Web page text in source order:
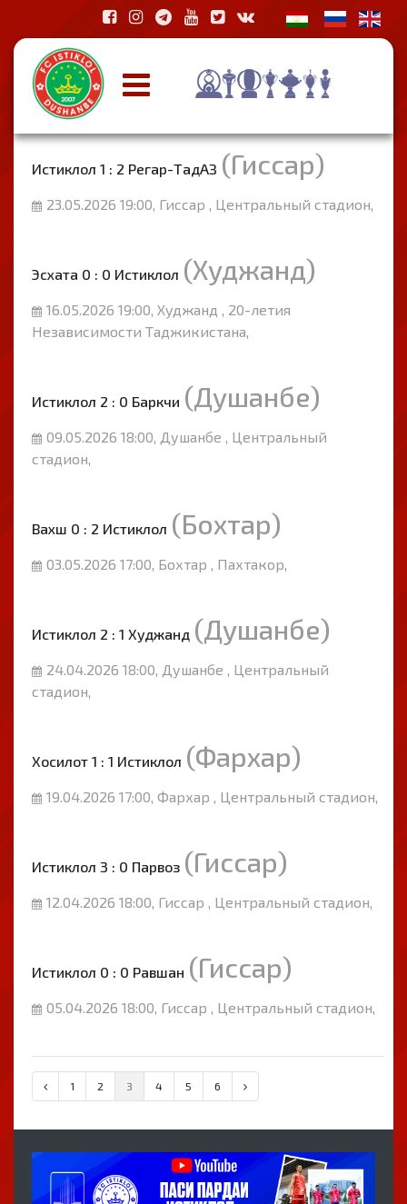
Истиклол 1 : 2 Регар-ТадАЗ (Гиссар)
23.05.2026 19:00, Гиссар , Центральный стадион,
Эсхата 0 : 0 Истиклол (Худжанд)
16.05.2026 19:00, Худжанд , 20-летия
Независимости Таджикистана,
Истиклол 2 : 0 Баркчи (Душанбе)
09.05.2026 18:00, Душанбе , Центральный
стадион,
Вахш 0 : 2 Истиклол (Бохтар)
03.05.2026 17:00, Бохтар , Пахтакор,
Истиклол 2 : 1 Худжанд (Душанбе)
24.04.2026 18:00, Душанбе , Центральный
стадион,
Хосилот 1 : 1 Истиклол (Фархар)
19.04.2026 17:00, Фархар , Центральный стадион,
Истиклол 3 : 0 Парвоз (Гиссар)
12.04.2026 18:00, Гиссар , Центральный стадион,
Истиклол 0 : 0 Равшан (Гиссар)
05.04.2026 18:00, Гиссар , Центральный стадион,
1 2 3 4 5 6